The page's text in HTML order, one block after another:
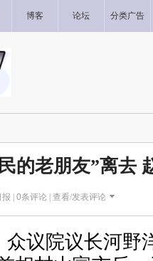
博客 论坛 分类广告
的老朋友”离去
| 0条评论 | 查看/发表评论
众议院议长河野